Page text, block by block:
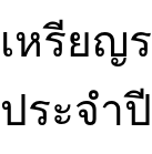
เหรียญ
ประจำ